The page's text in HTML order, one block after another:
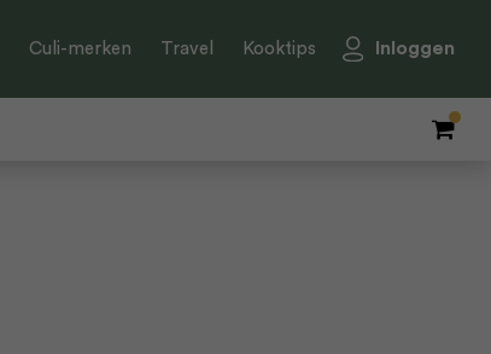
Culi-merken Travel Kooktips Inloggen